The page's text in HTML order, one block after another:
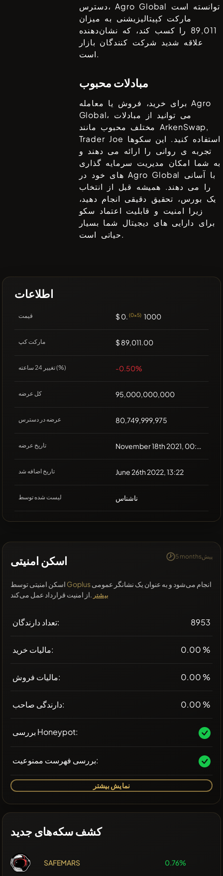
دسترس،Agro Global
مارکت کپیتالیزیشنی به میزان
89,011 را کسب کند، که نشان‌دهنده
علاقه شدید شرکت کنندگان بازار
است.
مبادلات محبوب
برای خرید، فروش یا معاملهAgro
Global، می توانید از مبادلات
مختلف محبوب مانندArkenSwap,
Trader Joe
تجربه ی روانی را ارائه می دهند و
به شما امکان مدیریت سرمایه گذاری
های خود درAgro Global
را می دهند. همیشه قبل از انتخاب
یک بورس، تحقیق دقیقی انجام دهید،
زیرا امنیت و قابلیت اعتماد سکو
برای دارایی های دیجیتال شما بسیار
حیاتی است.
اطلاعات
قیمت $ 0. (0x5) 1000
مارکت کپ $ 89,011.00
تغییر 24 ساعته (%) -0.50%
کل عرضه 95,000,000,000
عرضه در دسترس 80,749,999,975
تاریخ عرضه November 18th 2021, 00:00
تاریخ اضافه شد June 26th 2022, 13:22
لیست شده توسط ناشناس
اسکن امنیتی 5 monthsپیش
Goplus
از امنیت قرارداد عمل می‌کند. بیشتر
تعداد دارندگان: 8953
مالیات خرید: 0.00 %
مالیات فروش: 0.00 %
دارندگی صاحب: 0.00 %
بررسی Honeypot:
بررسی فهرست ممنوعیت:
نمایش بیشتر
کشف سکه‌های جدید
SAFEMARS 0.76%